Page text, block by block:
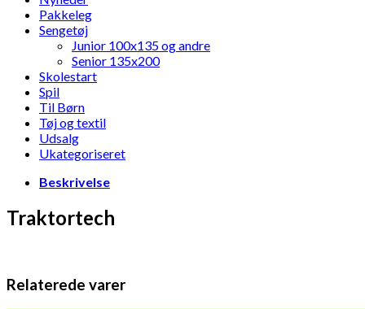
Pakkeleg
Sengetøj
Junior 100x135 og andre
Senior 135x200
Skolestart
Spil
Til Børn
Tøj og textil
Udsalg
Ukategoriseret
Beskrivelse
Traktortech
Relaterede varer